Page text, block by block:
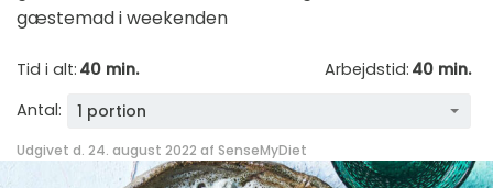
gæstemad i weekenden
Tid i alt: 40 min. Arbejdstid: 40 min.
Antal:
1 portion
Udgivet d. 24. august 2022 af SenseMyDiet